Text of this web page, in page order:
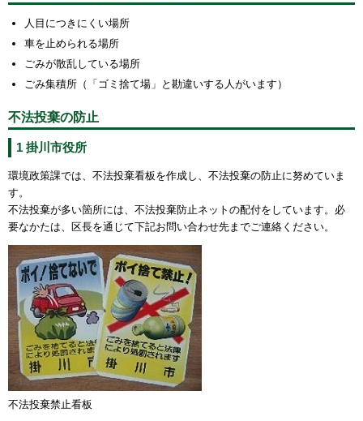
人目につきにくい場所
車を止められる場所
ごみが散乱している場所
ごみ集積所（「ゴミ捨て場」と勘違いする人がいます）
不法投棄の防止
1 掛川市役所
環境政策課では、不法投棄看板を作成し、不法投棄の防止に努めていま
す。
不法投棄が多い箇所には、不法投棄防止ネットの配付をしています。必
要なかたは、区長を通じて下記お問い合わせ先までご連絡ください。
不法投棄禁止看板